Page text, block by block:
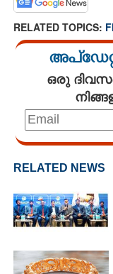
RELATED TOPICS:
ഒരു
RELATED NEWS